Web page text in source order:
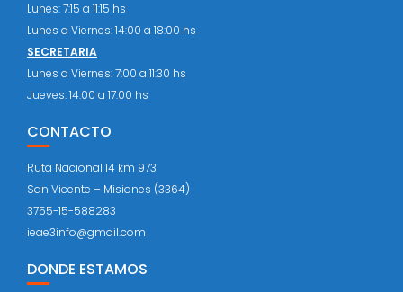
Lunes: 7:15 a 11:15 hs
Lunes a Viernes: 14:00 a 18:00 hs
SECRETARIA
Lunes a Viernes: 7:00 a 11:30 hs
Jueves: 14:00 a 17:00 hs
CONTACTO
Ruta Nacional 14 km 973
San Vicente – Misiones (3364)
3755-15-588283
ieae3info@gmail.com
DONDE ESTAMOS